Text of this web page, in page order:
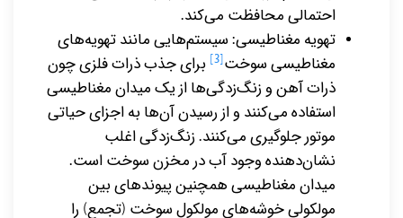
احتمالی محافظت می‌کند.
تهویه مغناطیسی: سیستم‌هایی مانند تهویه‌های
مغناطیسی سوخت [3]
برای جذب ذرات فلزی چون
ذرات آهن و زنگ‌زدگی‌ها از یک میدان مغناطیسی
استفاده می‌کنند و از رسیدن آن‌ها به اجزای حیاتی
موتور جلوگیری می‌کنند. زنگ‌زدگی اغلب
نشان‌دهنده وجود آب در مخزن سوخت است.
میدان مغناطیسی همچنین پیوندهای بین
مولکولی خوشه‌های مولکول سوخت (تجمع) را